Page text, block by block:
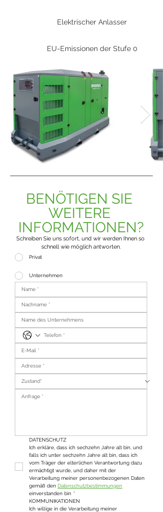
Elektrischer Anlasser
EU-Emissionen der Stufe 0
BENÖTIGEN SIE
WEITERE
INFORMATIONEN?
Schreiben Sie uns sofort, und wir werden Ihnen so
schnell wie möglich antworten.
Privat
Unternehmen
DATENSCHUTZ
Ich erkläre, dass ich sechzehn Jahre alt bin, und
falls ich unter sechzehn Jahre alt bin, dass ich
vom Träger der elterlichen Verantwortung dazu
ermächtigt wurde, und daher mit der
Verarbeitung meiner personenbezogenen Daten
gemäß den Datenschutzbestimmungen
einverstanden bin *
KOMMUNIKATIONEN
Ich willige in die Verarbeitung meiner